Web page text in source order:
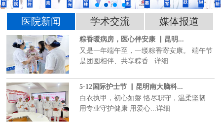
医院新闻 学术交流 媒体报道
粽香暖病房，医心伴安康 ▏昆明...
又是一年端午至，一缕粽香寄安康。 端午节
是团圆相伴、共享粽香...详细
5·12国际护士节 ▏昆明南大脑科...
白衣执甲，初心如磐 恪尽职守，温柔坚韧
用专业守护健康 用爱心...详细